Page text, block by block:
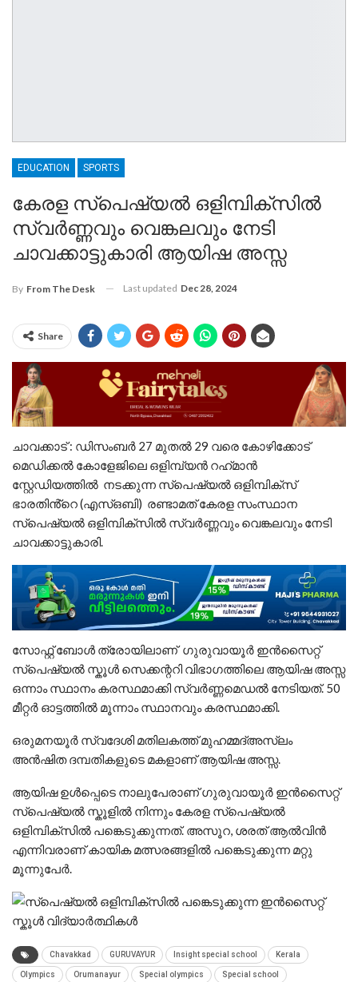
EDUCATION SPORTS
കേരള സ്പെഷ്യൽ ഒളിമ്പിക്സിൽ
സ്വർണ്ണവും വെങ്കലവും നേടി
ചാവക്കാട്ടുകാരി ആയിഷ അസ്സ
By From The Desk Last updated Dec 28, 2024
Share
ചാവക്കാട് : ഡിസംബർ 27 മുതൽ 29 വരെ കോഴിക്കോട്
മെഡിക്കൽ കോളേജിലെ ഒളിമ്പ്യൻ റഹ്‌മാൻ
സ്റ്റേഡിയത്തിൽ നടക്കുന്ന സ്‌പെഷ്യൽ ഒളിമ്പിക്‌സ്
ഭാരതിൻ്റെ (എസ്ഒബി) രണ്ടാമത് കേരള സംസ്ഥാന
സ്പെഷ്യൽ ഒളിമ്പിക്സിൽ സ്വർണ്ണവും വെങ്കലവും നേടി
ചാവക്കാട്ടുകാരി.
സോഫ്റ്റ്‌ ബോൾ ത്രോയിലാണ് ഗുരുവായൂർ ഇൻസൈറ്റ്
സ്പെഷ്യൽ സ്കൂൾ സെക്കന്ററി വിഭാഗത്തിലെ ആയിഷ അസ്സ
ഒന്നാം സ്ഥാനം കരസ്ഥമാക്കി സ്വർണ്ണമെഡൽ നേടിയത്. 50
മീറ്റർ ഓട്ടത്തിൽ മൂന്നാം സ്ഥാനവും കരസ്ഥമാക്കി.
ഒരുമനയൂർ സ്വദേശി മതിലകത്ത് മുഹമ്മദ്അസ്‌ലം
അൻഷിത ദമ്പതികളുടെ മകളാണ് ആയിഷ അസ്സ.
ആയിഷ ഉൾപ്പെടെ നാലുപേരാണ് ഗുരുവായൂർ ഇൻസൈറ്റ്
സ്പെഷ്യൽ സ്കൂളിൽ നിന്നും കേരള സ്പെഷ്യൽ
ഒളിമ്പിക്സിൽ പങ്കെടുക്കുന്നത്. അസൂറ, ശരത് ആൽവിൻ
എന്നിവരാണ് കായിക മത്സരങ്ങളിൽ പങ്കെടുക്കുന്ന മറ്റു
മൂന്നുപേർ.
Chavakkad GURUVAYUR Insight special school Kerala
Olympics Orumanayur Special olympics Special school